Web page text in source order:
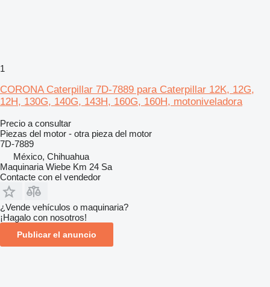
1
CORONA Caterpillar 7D-7889 para Caterpillar 12K, 12G,
12H, 130G, 140G, 143H, 160G, 160H, motoniveladora
Precio a consultar
Piezas del motor - otra pieza del motor
7D-7889
México, Chihuahua
Maquinaria Wiebe Km 24 Sa
Contacte con el vendedor
¿Vende vehículos o maquinaria?
¡Hagalo con nosotros!
Publicar el anuncio